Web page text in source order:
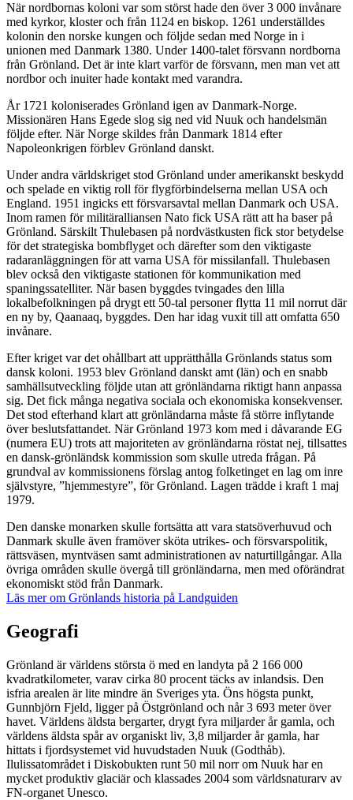
När nordbornas koloni var som störst hade den över 3 000 invånare
med kyrkor, kloster och från 1124 en biskop. 1261 underställdes
kolonin den norske kungen och följde sedan med Norge in i
unionen med Danmark 1380. Under 1400-talet försvann nordborna
från Grönland. Det är inte klart varför de försvann, men man vet att
nordbor och inuiter hade kontakt med varandra.
År 1721 koloniserades Grönland igen av Danmark-Norge.
Missionären Hans Egede slog sig ned vid Nuuk och handelsmän
följde efter. När Norge skildes från Danmark 1814 efter
Napoleonkrigen förblev Grönland danskt.
Under andra världskriget stod Grönland under amerikanskt beskydd
och spelade en viktig roll för flygförbindelserna mellan USA och
England. 1951 ingicks ett försvarsavtal mellan Danmark och USA.
Inom ramen för militäralliansen Nato fick USA rätt att ha baser på
Grönland. Särskilt Thulebasen på nordvästkusten fick stor betydelse
för det strategiska bombflyget och därefter som den viktigaste
radaranläggningen för att varna USA för missilanfall. Thulebasen
blev också den viktigaste stationen för kommunikation med
spaningssatelliter. När basen byggdes tvingades den lilla
lokalbefolkningen på drygt ett 50-tal personer flytta 11 mil norrut där
en ny by, Qaanaaq, byggdes. Den har idag vuxit till att omfatta 650
invånare.
Efter kriget var det ohållbart att upprätthålla Grönlands status som
dansk koloni. 1953 blev Grönland danskt amt (län) och en snabb
samhällsutveckling följde utan att grönländarna riktigt hann anpassa
sig. Det fick många negativa sociala och ekonomiska konsekvenser.
Det stod efterhand klart att grönländarna måste få större inflytande
över beslutsfattandet. När Grönland 1973 kom med i dåvarande EG
(numera EU) trots att majoriteten av grönländarna röstat nej, tillsattes
en dansk-grönländsk kommission som skulle utreda frågan. På
grundval av kommissionens förslag antog folketinget en lag om inre
självstyre, ”hjemmestyre”, för Grönland. Lagen trädde i kraft 1 maj
1979.
Den danske monarken skulle fortsätta att vara statsöverhuvud och
Danmark skulle även framöver sköta utrikes- och försvarspolitik,
rättsväsen, myntväsen samt administrationen av naturtillgångar. Alla
övriga områden skulle övergå till grönländarna, men med oförändrat
ekonomiskt stöd från Danmark.
Läs mer om Grönlands historia på Landguiden
Geografi
Grönland är världens största ö med en landyta på 2 166 000
kvadratkilometer, varav cirka 80 procent täcks av inlandsis. Den
isfria arealen är lite mindre än Sveriges yta. Öns högsta punkt,
Gunnbjörn Fjeld, ligger på Östgrönland och når 3 693 meter över
havet. Världens äldsta bergarter, drygt fyra miljarder år gamla, och
världens äldsta spår av organiskt liv, 3,8 miljarder år gamla, har
hittats i fjordsystemet vid huvudstaden Nuuk (Godthåb).
Ilulissatområdet i Diskobukten runt 50 mil norr om Nuuk har en
mycket produktiv glaciär och klassades 2004 som världsnaturarv av
FN-organet Unesco.